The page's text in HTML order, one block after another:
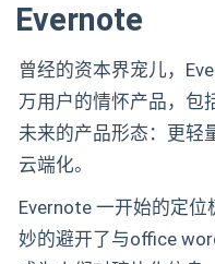
Evernote
曾经的资本界宠儿，
万用户的情怀产品，包
未来的产品形态：更轻
云端化。
Evernote 一开始的定
妙的避开了与office